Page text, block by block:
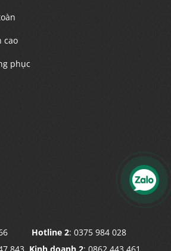
cao
phục
Hotline 2: 0375 984 028